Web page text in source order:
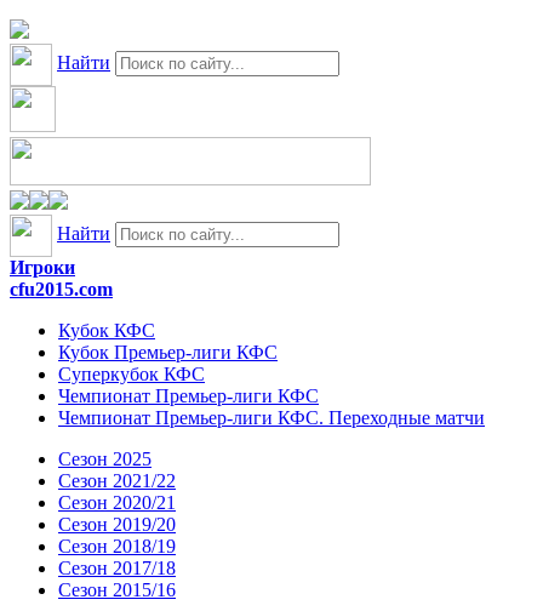
Найти
Найти
Игроки
cfu2015.com
Кубок КФС
Кубок Премьер-лиги КФС
Суперкубок КФС
Чемпионат Премьер-лиги КФС
Чемпионат Премьер-лиги КФС. Переходные матчи
Сезон 2025
Сезон 2021/22
Сезон 2020/21
Сезон 2019/20
Сезон 2018/19
Сезон 2017/18
Сезон 2015/16